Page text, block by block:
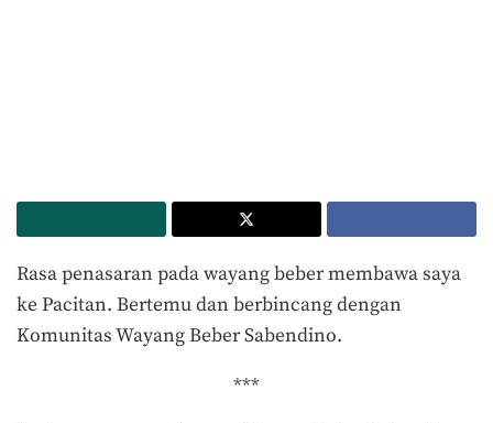
Rasa penasaran pada wayang beber membawa saya
ke Pacitan. Bertemu dan berbincang dengan
Komunitas Wayang Beber Sabendino.
***